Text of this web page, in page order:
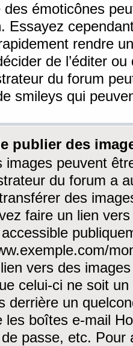
des émoticônes
Essayez
rendre
de l’éditer
du forum
smileys qui
publier des
images peuvent
du forum a
des
faire un lien
vers des
celui-ci ne soit
derrière un
les boîtes e-mail
passe, etc. Pour